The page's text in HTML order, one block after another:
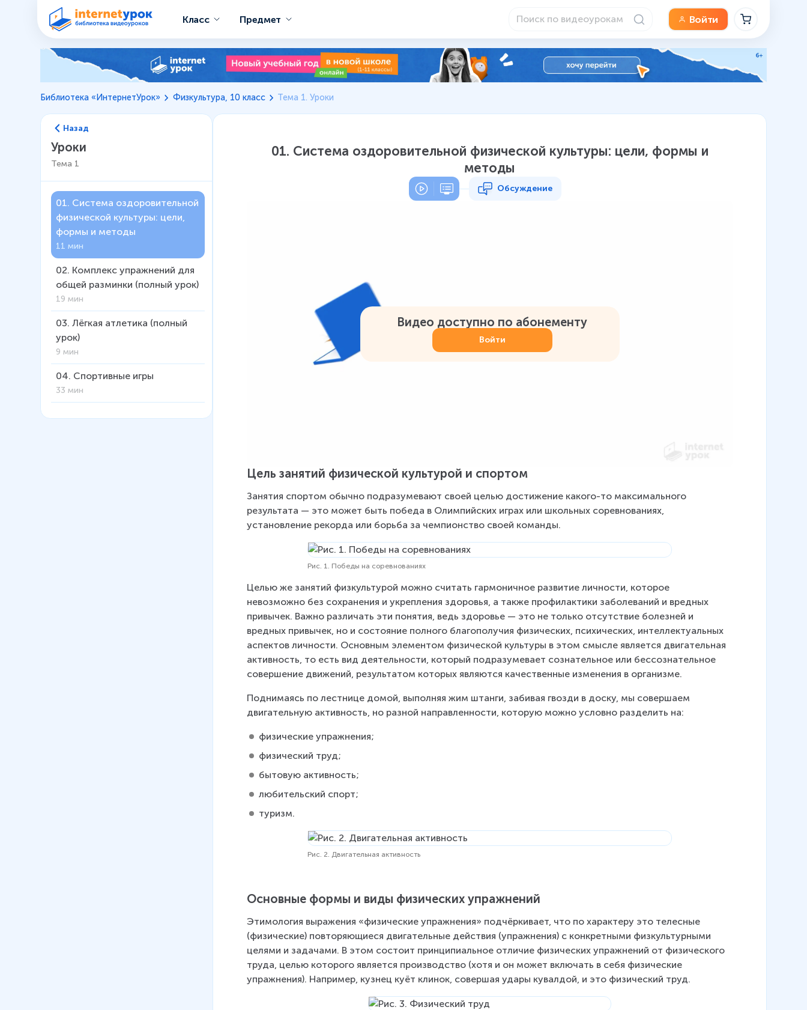
Класс Предмет Войти
Библиотека «ИнтернетУрок» Физкультура, 10 класс Тема 1. Уроки
Назад
Уроки
Тема 1
01. Система оздоровительной
физической культуры: цели,
формы и методы
11 мин
02. Комплекс упражнений для
общей разминки (полный урок)
19 мин
03. Лёгкая атлетика (полный
урок)
9 мин
04. Спортивные игры
33 мин
01. Система оздоровительной физической культуры: цели, формы и
методы
Обсуждение
Видео доступно по абонементу
Войти
Цель занятий физической культурой и спортом
Занятия спортом обычно подразумевают своей целью достижение какого-то максимального
результата — это может быть победа в Олимпийских играх или школьных соревнованиях,
установление рекорда или борьба за чемпионство своей команды.
Рис. 1. Победы на соревнованиях
Целью же занятий физкультурой можно считать гармоничное развитие личности, которое
невозможно без сохранения и укрепления здоровья, а также профилактики заболеваний и вредных
привычек. Важно различать эти понятия, ведь здоровье — это не только отсутствие болезней и
вредных привычек, но и состояние полного благополучия физических, психических, интеллектуальных
аспектов личности. Основным элементом физической культуры в этом смысле является двигательная
активность, то есть вид деятельности, который подразумевает сознательное или бессознательное
совершение движений, результатом которых являются качественные изменения в организме.
Поднимаясь по лестнице домой, выполняя жим штанги, забивая гвозди в доску, мы совершаем
двигательную активность, но разной направленности, которую можно условно разделить на:
физические упражнения;
физический труд;
бытовую активность;
любительский спорт;
туризм.
Рис. 2. Двигательная активность
Основные формы и виды физических упражнений
Этимология выражения «физические упражнения» подчёркивает, что по характеру это телесные
(физические) повторяющиеся двигательные действия (упражнения) с конкретными физкультурными
целями и задачами. В этом состоит принципиальное отличие физических упражнений от физического
труда, целью которого является производство (хотя и он может включать в себя физические
упражнения). Например, кузнец куёт клинок, совершая удары кувалдой, и это физический труд.